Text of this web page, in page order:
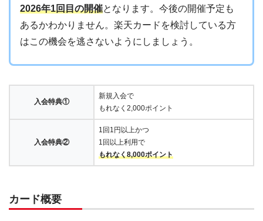
2026年1回目の開催となります。今後の開催予定も
あるかわかりません。楽天カードを検討している方
はこの機会を逃さないようにしましょう。
入会特典①
新規入会で
もれなく2,000ポイント
入会特典②
1回1円以上かつ
1回以上利用で
もれなく8,000ポイント
カード概要